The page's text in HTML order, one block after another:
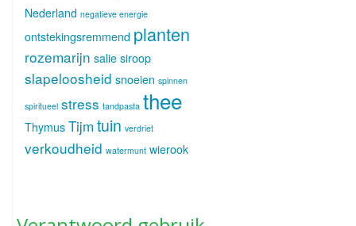
Nederland negatieve energie
ontstekingsremmend planten
rozemarijn salie siroop
slapeloosheid snoeien spinnen
spiritueel stress tandpasta thee
Thymus Tijm tuin verdriet
verkoudheid watermunt wierook